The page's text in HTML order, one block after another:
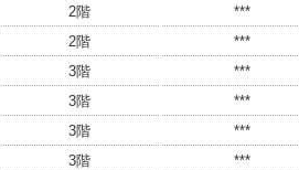
2階
***
2階
***
3階
***
3階
***
3階
***
3階
***